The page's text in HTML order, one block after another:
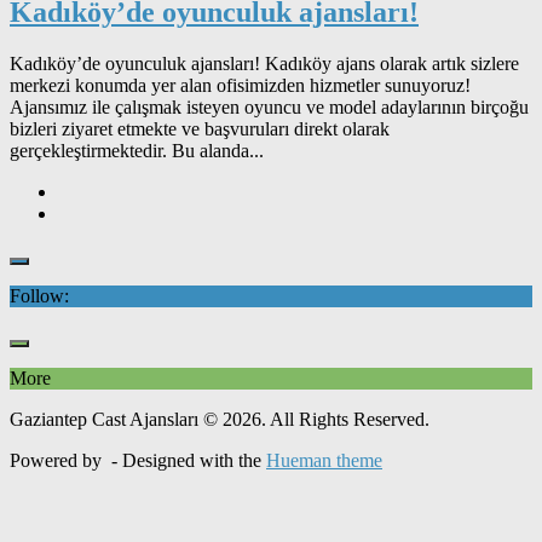
Kadıköy’de oyunculuk ajansları!
Kadıköy’de oyunculuk ajansları! Kadıköy ajans olarak artık sizlere
merkezi konumda yer alan ofisimizden hizmetler sunuyoruz!
Ajansımız ile çalışmak isteyen oyuncu ve model adaylarının birçoğu
bizleri ziyaret etmekte ve başvuruları direkt olarak
gerçekleştirmektedir. Bu alanda...
Follow:
More
Gaziantep Cast Ajansları © 2026. All Rights Reserved.
Powered by - Designed with the Hueman theme